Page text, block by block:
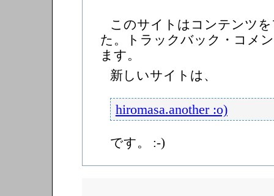
このサイトはコンテンツ
た。トラックバック・コメ
ます。
新しいサイトは、
hiromasa.another :o)
です。 :-)